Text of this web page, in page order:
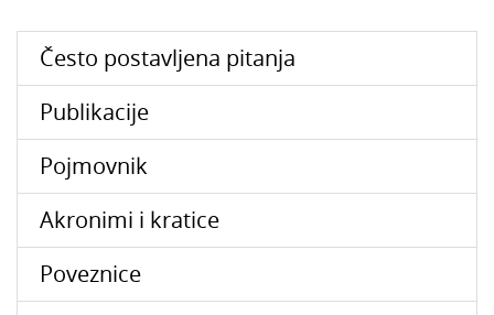
Često postavljena pitanja
Publikacije
Pojmovnik
Akronimi i kratice
Poveznice